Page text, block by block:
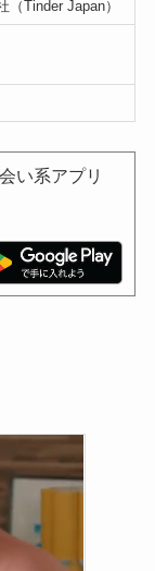
Tinder Japan）
い系アプリ